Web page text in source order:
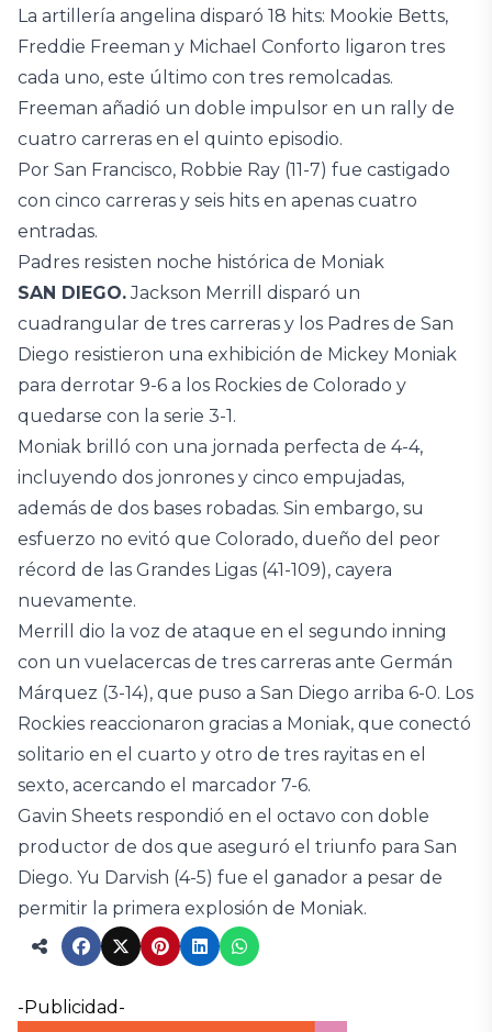
La artillería angelina disparó 18 hits: Mookie Betts,
Freddie Freeman y Michael Conforto ligaron tres
cada uno, este último con tres remolcadas.
Freeman añadió un doble impulsor en un rally de
cuatro carreras en el quinto episodio.
Por San Francisco, Robbie Ray (11-7) fue castigado
con cinco carreras y seis hits en apenas cuatro
entradas.
Padres resisten noche histórica de Moniak
SAN DIEGO.Jackson Merrill disparó un
cuadrangular de tres carreras y los Padres de San
Diego resistieron una exhibición de Mickey Moniak
para derrotar 9-6 a los Rockies de Colorado y
quedarse con la serie 3-1.
Moniak brilló con una jornada perfecta de 4-4,
incluyendo dos jonrones y cinco empujadas,
además de dos bases robadas. Sin embargo, su
esfuerzo no evitó que Colorado, dueño del peor
récord de las Grandes Ligas (41-109), cayera
nuevamente.
Merrill dio la voz de ataque en el segundo inning
con un vuelacercas de tres carreras ante Germán
Márquez (3-14), que puso a San Diego arriba 6-0. Los
Rockies reaccionaron gracias a Moniak, que conectó
solitario en el cuarto y otro de tres rayitas en el
sexto, acercando el marcador 7-6.
Gavin Sheets respondió en el octavo con doble
productor de dos que aseguró el triunfo para San
Diego. Yu Darvish (4-5) fue el ganador a pesar de
permitir la primera explosión de Moniak.
-Publicidad-